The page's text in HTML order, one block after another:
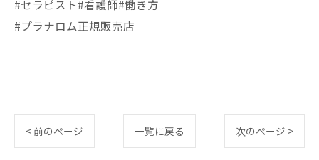
#セラピスト#看護師#働き方
#プラナロム正規販売店
< 前のページ 一覧に戻る 次のページ >